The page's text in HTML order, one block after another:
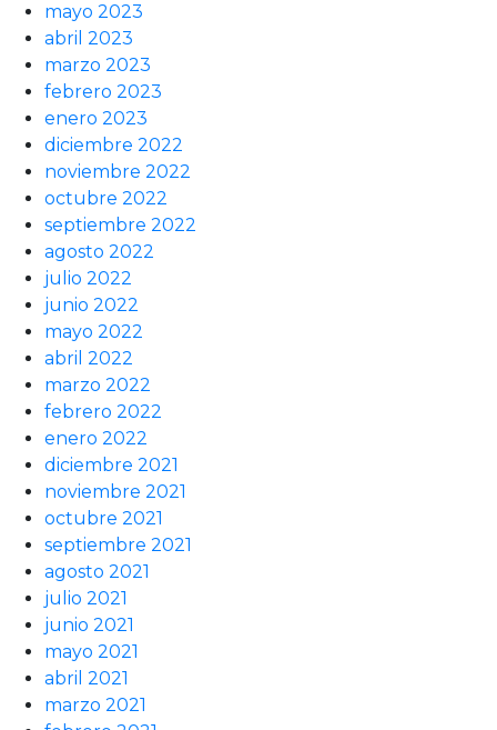
mayo 2023
abril 2023
marzo 2023
febrero 2023
enero 2023
diciembre 2022
noviembre 2022
octubre 2022
septiembre 2022
agosto 2022
julio 2022
junio 2022
mayo 2022
abril 2022
marzo 2022
febrero 2022
enero 2022
diciembre 2021
noviembre 2021
octubre 2021
septiembre 2021
agosto 2021
julio 2021
junio 2021
mayo 2021
abril 2021
marzo 2021